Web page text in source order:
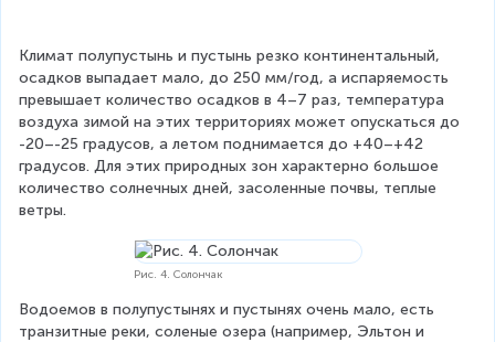
Климат полупустынь и пустынь резко континентальный,
осадков выпадает мало, до 250 мм/год, а испаряемость
превышает количество осадков в 4–7 раз, температура
воздуха зимой на этих территориях может опускаться до
-20–-25 градусов, а летом поднимается до +40–+42
градусов. Для этих природных зон характерно большое
количество солнечных дней, засоленные почвы, теплые
ветры.
Рис. 4. Солончак
Водоемов в полупустынях и пустынях очень мало, есть
транзитные реки, соленые озера (например, Эльтон и